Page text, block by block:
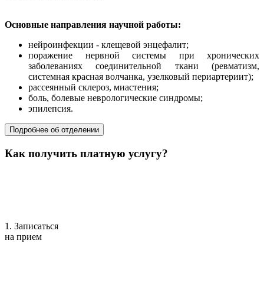
Основные направления научной работы:
нейроинфекции - клещевой энцефалит;
поражение нервной системы при хронических
заболеваниях соединительной ткани (ревматизм,
системная красная волчанка, узелковый периартериит);
рассеянный склероз, миастения;
боль, болевые неврологические синдромы;
эпилепсия.
Подробнее об отделении
Как получить платную услугу?
1. Записаться
на прием